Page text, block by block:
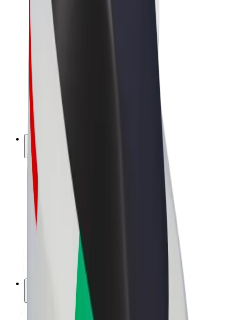
Kelionės
Paspirtukai
„Bolt Market“
„Bolt Food“
„Bolt Drive“
„Bolt for Business“
El. dviračiai
„Bolt Plus“
Užsidirbkite su „Bolt“
Vairuotojai
Vairuotojo pajamos
Kurjerio pajamos
„Bolt Food“ restoranai ir parduotuvės
Automobilių nuomos parkai